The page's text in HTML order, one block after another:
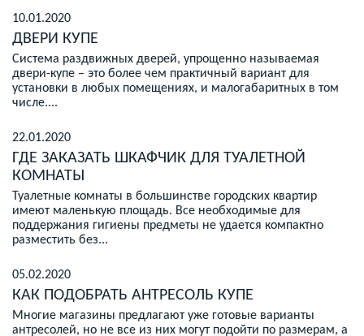
10.01.2020
ДВЕРИ КУПЕ
Система раздвижных дверей, упрощенно называемая
двери-купе – это более чем практичный вариант для
установки в любых помещениях, и малогабаритных в том
числе....
22.01.2020
ГДЕ ЗАКАЗАТЬ ШКАФЧИК ДЛЯ ТУАЛЕТНОЙ
КОМНАТЫ
Туалетные комнаты в большинстве городских квартир
имеют маленькую площадь. Все необходимые для
поддержания гигиены предметы не удается компактно
разместить без...
05.02.2020
КАК ПОДОБРАТЬ АНТРЕСОЛЬ КУПЕ
Многие магазины предлагают уже готовые варианты
антресолей, но не все из них могут подойти по размерам, а